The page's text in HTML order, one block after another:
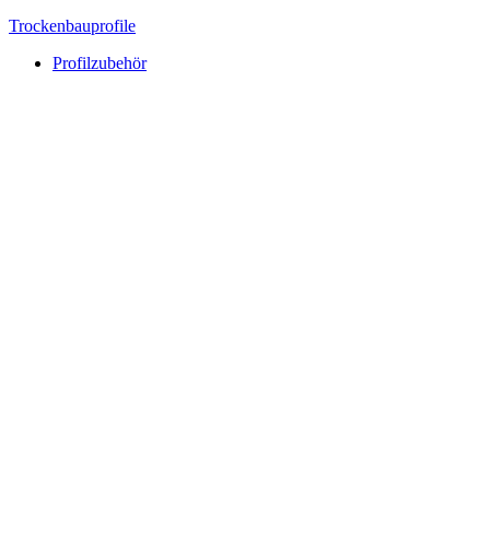
Trockenbauprofile
Profilzubehör